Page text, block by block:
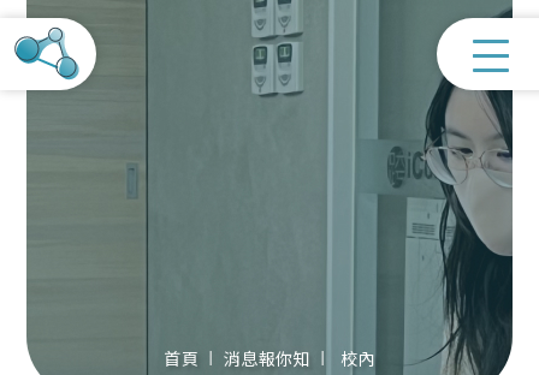
首頁 消息報你知 校內